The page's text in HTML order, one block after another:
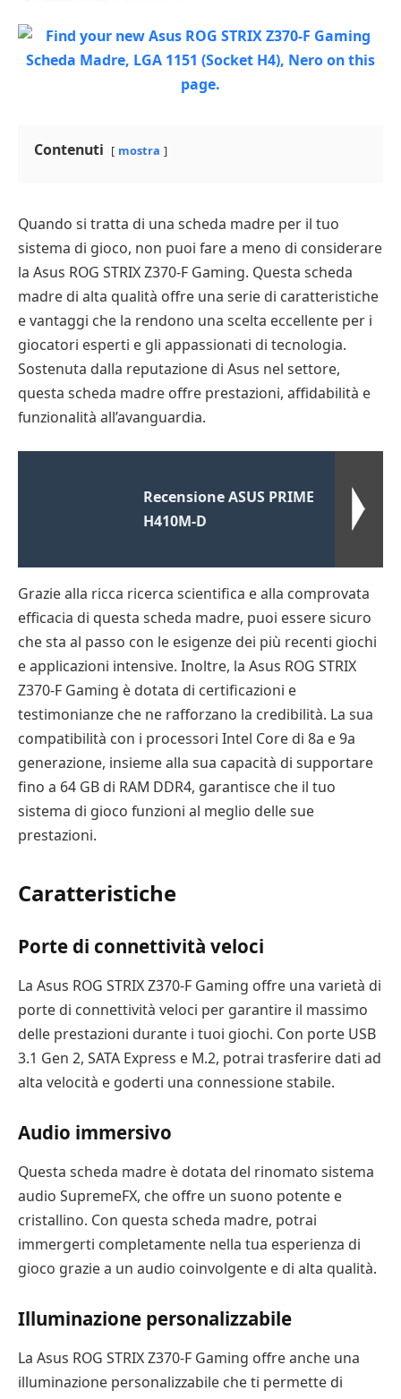
Contenuti mostra
Quando si tratta di una scheda madre per il tuo
sistema di gioco, non puoi fare a meno di considerare
la Asus ROG STRIX Z370-F Gaming. Questa scheda
madre di alta qualità offre una serie di caratteristiche
e vantaggi che la rendono una scelta eccellente per i
giocatori esperti e gli appassionati di tecnologia.
Sostenuta dalla reputazione di Asus nel settore,
questa scheda madre offre prestazioni, affidabilità e
funzionalità all’avanguardia.
Recensione ASUS PRIME
H410M-D
Grazie alla ricca ricerca scientifica e alla comprovata
efficacia di questa scheda madre, puoi essere sicuro
che sta al passo con le esigenze dei più recenti giochi
e applicazioni intensive. Inoltre, la Asus ROG STRIX
Z370-F Gaming è dotata di certificazioni e
testimonianze che ne rafforzano la credibilità. La sua
compatibilità con i processori Intel Core di 8a e 9a
generazione, insieme alla sua capacità di supportare
fino a 64 GB di RAM DDR4, garantisce che il tuo
sistema di gioco funzioni al meglio delle sue
prestazioni.
Caratteristiche
Porte di connettività veloci
La Asus ROG STRIX Z370-F Gaming offre una varietà di
porte di connettività veloci per garantire il massimo
delle prestazioni durante i tuoi giochi. Con porte USB
3.1 Gen 2, SATA Express e M.2, potrai trasferire dati ad
alta velocità e goderti una connessione stabile.
Audio immersivo
Questa scheda madre è dotata del rinomato sistema
audio SupremeFX, che offre un suono potente e
cristallino. Con questa scheda madre, potrai
immergerti completamente nella tua esperienza di
gioco grazie a un audio coinvolgente e di alta qualità.
Illuminazione personalizzabile
La Asus ROG STRIX Z370-F Gaming offre anche una
illuminazione personalizzabile che ti permette di